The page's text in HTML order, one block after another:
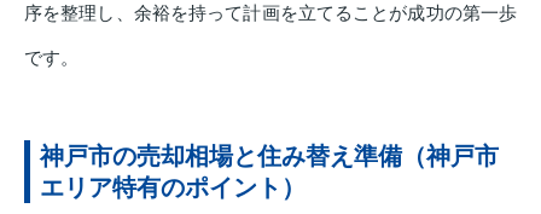
序を整理し、余裕を持って計画を立てることが成功の第一歩
です。
神戸市の売却相場と住み替え準備（神戸市
エリア特有のポイント）